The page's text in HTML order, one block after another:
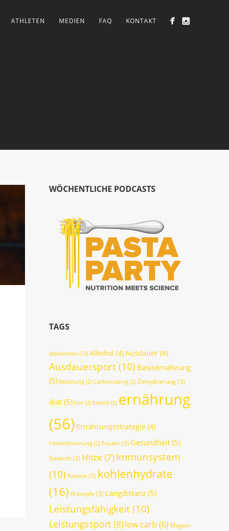
ATHLETEN MEDIEN FAQ KONTAKT
WÖCHENTLICHE PODCASTS
TAGS
abnehmen(3) Alkohol (4)Ausdauer (4)
Ausdauersport(10) Basisernährung
(5) Belastung (2) Carboloading (2) Dehydrierung(3)
diät (5) Eier(2) Eiweiß (2) ernährung
(56) Ernährungsstrategie (4)
Fettverbrennung (2) frauen(3) Gesundheit (5)
Gewicht(3) Hitze (7)Immunsystem
(10) Ketone (3) kohlenhydrate
(16) Krämpfe (3) Langdistanz (5)
Leistungsfähigkeit(10)
Leistungssport (8)low carb (6) Magen-